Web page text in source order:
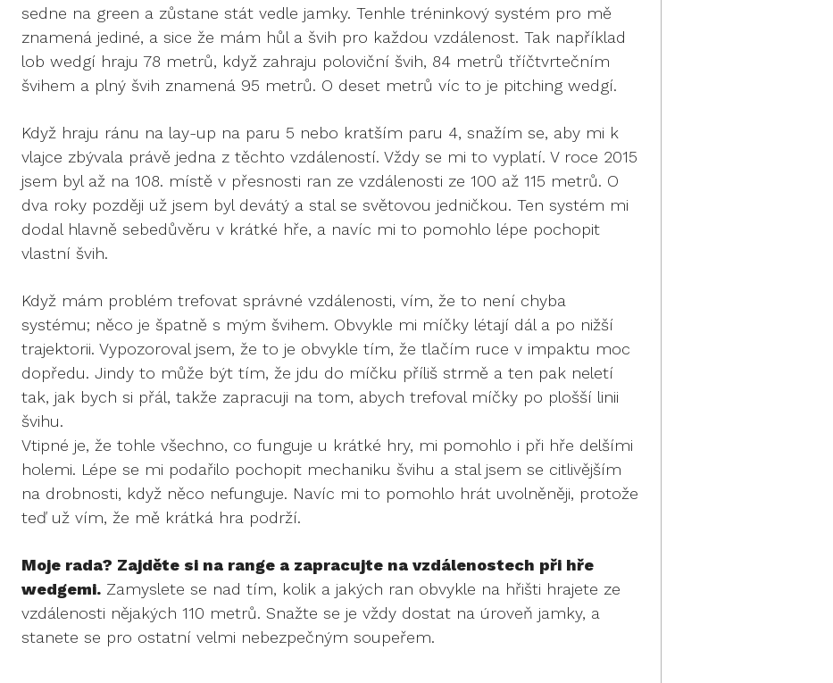
sedne na green a zůstane stát vedle jamky. Tenhle tréninkový systém pro mě
znamená jediné, a sice že mám hůl a švih pro každou vzdálenost. Tak například
lob wedgí hraju 78 metrů, když zahraju poloviční švih, 84 metrů tříčtvrtečním
švihem a plný švih znamená 95 metrů. O deset metrů víc to je pitching wedgí.
Když hraju ránu na lay-up na paru 5 nebo kratším paru 4, snažím se, aby mi k
vlajce zbývala právě jedna z těchto vzdáleností. Vždy se mi to vyplatí. V roce 2015
jsem byl až na 108. místě v přesnosti ran ze vzdálenosti ze 100 až 115 metrů. O
dva roky později už jsem byl devátý a stal se světovou jedničkou. Ten systém mi
dodal hlavně sebedůvěru v krátké hře, a navíc mi to pomohlo lépe pochopit
vlastní švih.
Když mám problém trefovat správné vzdálenosti, vím, že to není chyba
systému; něco je špatně s mým švihem. Obvykle mi míčky létají dál a po nižší
trajektorii. Vypozoroval jsem, že to je obvykle tím, že tlačím ruce v impaktu moc
dopředu. Jindy to může být tím, že jdu do míčku příliš strmě a ten pak neletí
tak, jak bych si přál, takže zapracuji na tom, abych trefoval míčky po plošší linii
švihu.
Vtipné je, že tohle všechno, co funguje u krátké hry, mi pomohlo i při hře delšími
holemi. Lépe se mi podařilo pochopit mechaniku švihu a stal jsem se citlivějším
na drobnosti, když něco nefunguje. Navíc mi to pomohlo hrát uvolněněji, protože
teď už vím, že mě krátká hra podrží.
Moje rada? Zajděte si na range a zapracujte na vzdálenostech při hře
wedgemi. Zamyslete se nad tím, kolik a jakých ran obvykle na hřišti hrajete ze
vzdálenosti nějakých 110 metrů. Snažte se je vždy dostat na úroveň jamky, a
stanete se pro ostatní velmi nebezpečným soupeřem.